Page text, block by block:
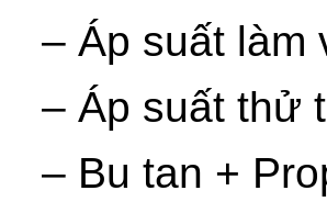
– Áp suất làm
– Áp suất thử
– Bu tan +